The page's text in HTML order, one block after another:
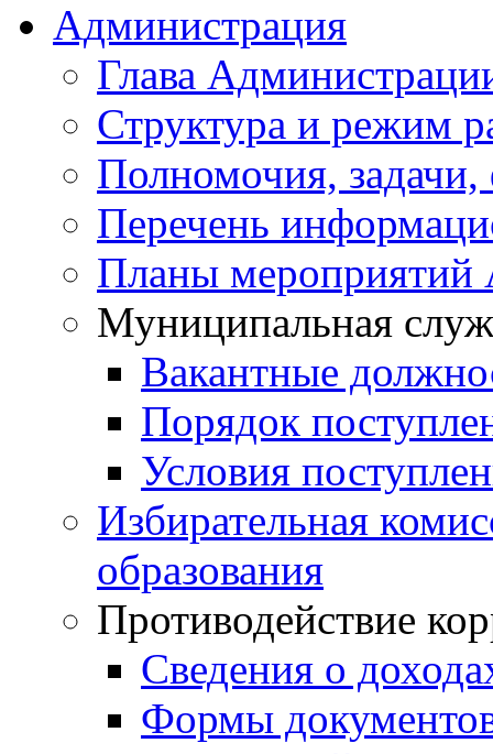
Администрация
Глава
Структура и режим
Полномочия,
Перечень
Планы мероприятий
Муниципальная
Вакантные
Порядок
Условия
Избирательная
образования
Противодействие
Сведения о
Формы